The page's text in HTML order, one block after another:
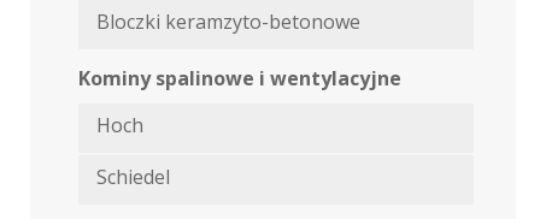
Bloczki keramzyto-betonowe
Kominy spalinowe i wentylacyjne
Hoch
Schiedel